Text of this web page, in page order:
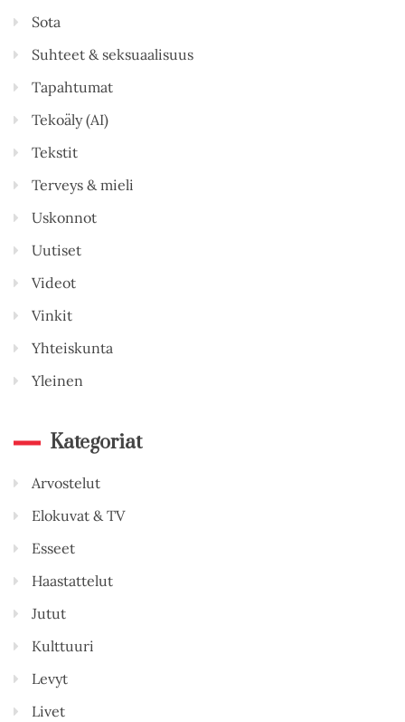
Sota
Suhteet & seksuaalisuus
Tapahtumat
Tekoäly (AI)
Tekstit
Terveys & mieli
Uskonnot
Uutiset
Videot
Vinkit
Yhteiskunta
Yleinen
Kategoriat
Arvostelut
Elokuvat & TV
Esseet
Haastattelut
Jutut
Kulttuuri
Levyt
Livet